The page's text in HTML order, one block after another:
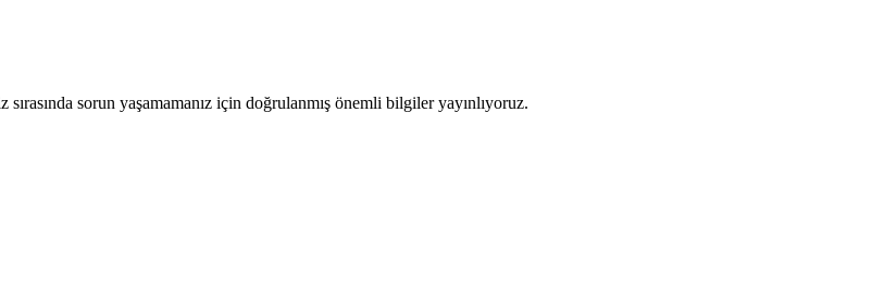
sorun yaşamamanız için doğrulanmış önemli bilgiler yayınlıyoruz.